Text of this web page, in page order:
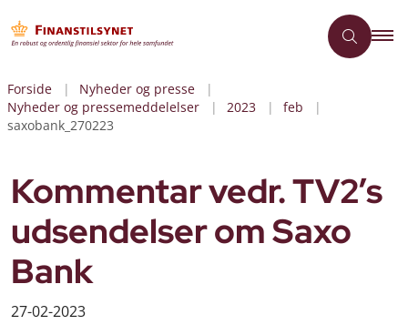
Forside
Nyheder og presse
Nyheder og pressemeddelelser
2023
feb
saxobank_270223
Kommentar vedr. TV2’s
udsendelser om Saxo
Bank
27-02-2023